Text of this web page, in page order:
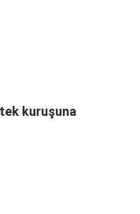
tek kuruşuna